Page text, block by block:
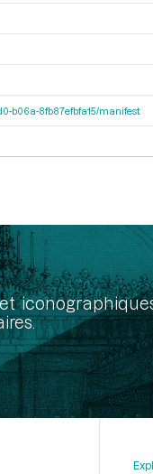
b06a-8fb87efbfa15/manifest